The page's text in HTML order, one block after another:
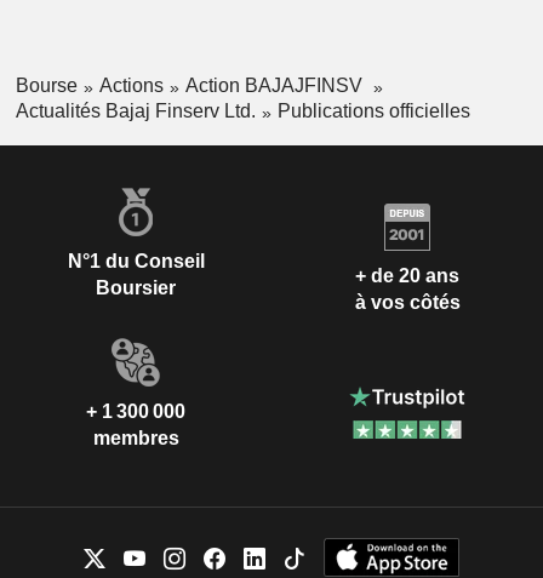
Bourse Actions
Action BAJAJFINSV
Actualités Bajaj Finserv Ltd.
Publications officielles
N°1 du Conseil
Boursier
+ de 20 ans
à vos côtés
+ 1 300 000
membres